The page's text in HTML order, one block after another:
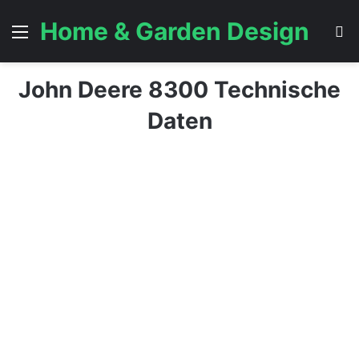
Menü
Home & Garden Design
John Deere 8300 Technische
Daten